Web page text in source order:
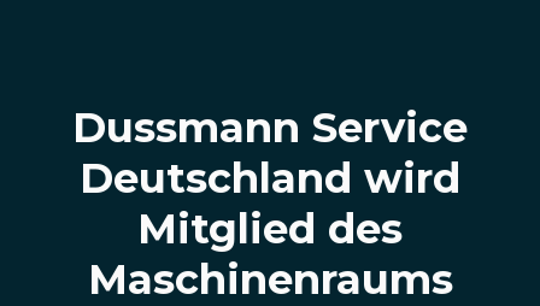
Dussmann Service
Deutschland wird
Mitglied des
Maschinenraums